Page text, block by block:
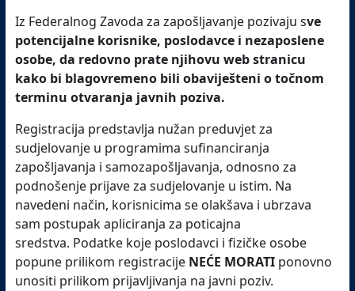
Iz Federalnog Zavoda za zapošljavanje pozivaju sve
potencijalne korisnike, poslodavce i nezaposlene
osobe, da redovno prate njihovu web stranicu
kako bi blagovremeno bili obaviješteni o točnom
terminu otvaranja javnih poziva.
Registracija predstavlja nužan preduvjet za
sudjelovanje u programima sufinanciranja
zapošljavanja i samozapošljavanja, odnosno za
podnošenje prijave za sudjelovanje u istim. Na
navedeni način, korisnicima se olakšava i ubrzava
sam postupak apliciranja za poticajna
sredstva. Podatke koje poslodavci i fizičke osobe
popune prilikom registracije NEĆE MORATI ponovno
unositi prilikom prijavljivanja na javni poziv.